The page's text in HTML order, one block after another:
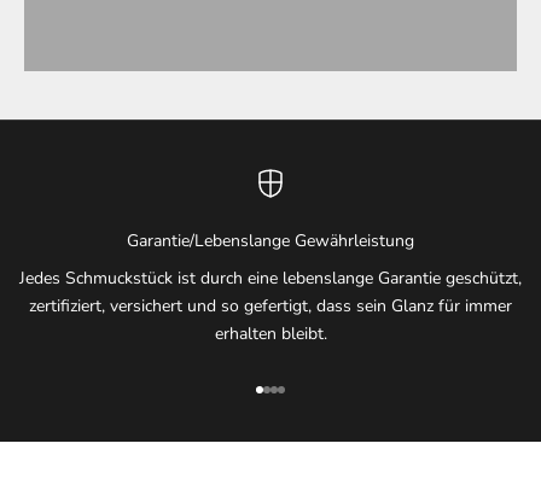
Garantie/Lebenslange Gewährleistung
Jedes Schmuckstück ist durch eine lebenslange Garantie geschützt,
zertifiziert, versichert und so gefertigt, dass sein Glanz für immer
erhalten bleibt.
Gehe zu Element 1
Gehe zu Element 2
Gehe zu Element 3
Gehe zu Element 4